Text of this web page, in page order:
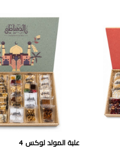
علبة المولد لوكس 4